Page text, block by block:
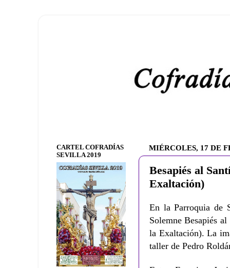
MIÉRCOLES, 17 DE
Besapiés al
Exaltación)
En la Parroquia de
Solemne Besapiés
la Exaltación).La
taller de Pedro
CARTEL COFRADÍAS
SEVILLA 2019